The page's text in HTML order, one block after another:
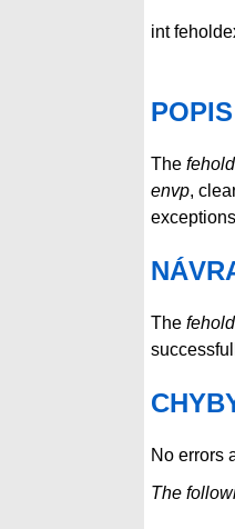
int
The
envp,
The
No errors
The